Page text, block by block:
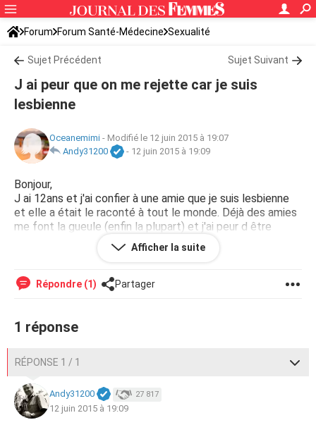
Forum Forum Santé-Médecine Sexualité
Sujet Précédent Sujet Suivant
J ai peur que on me rejette car je suis
lesbienne
Oceanemimi - Modifié le 12 juin 2015 à 19:07
Andy31200
- 12 juin 2015 à 19:09
Bonjour,
J ai 12ans et j'ai confier à une amie que je suis lesbienne
et elle a était le raconté à tout le monde. Déjà des amies
me font la gueule (enfin la plupart) et j'ai peur d être
rejeter et de ne pas trouver une fille comme moi. Aider
Afficher la suite
Répondre (1) Partager
1 réponse
RÉPONSE 1 / 1
Andy31200 27 817
12 juin 2015 à 19:09